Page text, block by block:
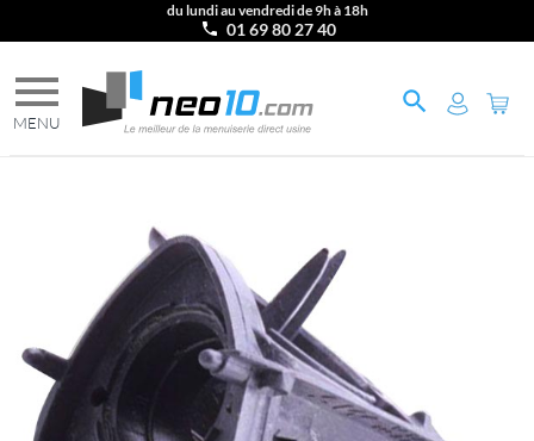
du lundi au vendredi de 9h à 18h
01 69 80 27 40